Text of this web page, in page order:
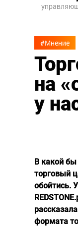
#Мнение
на
у
В какой бы
торговый
обойтись.
формата